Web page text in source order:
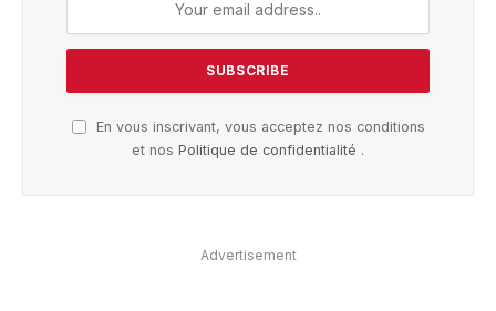
En vous inscrivant, vous acceptez nos conditions
et nos Politique de confidentialité .
Advertisement